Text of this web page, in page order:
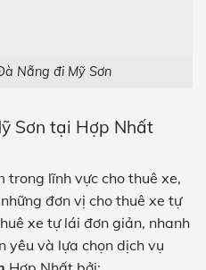
Nẵng đi Mỹ Sơn
Sơn tại Hợp Nhất
trong lĩnh vực cho thuê xe,
đơn vị cho thuê xe tự
xe tự lái đơn giản, nhanh
yêu và lựa chọn dịch vụ